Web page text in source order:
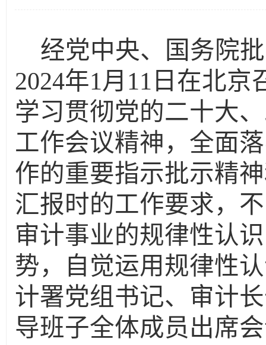
经党中央、国务院
2024年1月 11 日在北京
学习贯彻党的二十大
工作会议精神，全面
作的重要指示批示精
汇报时的工作要求，
审计事业的规律性认
势，自觉运用规律性
计署党组书记、审计
导班子全体成员出席